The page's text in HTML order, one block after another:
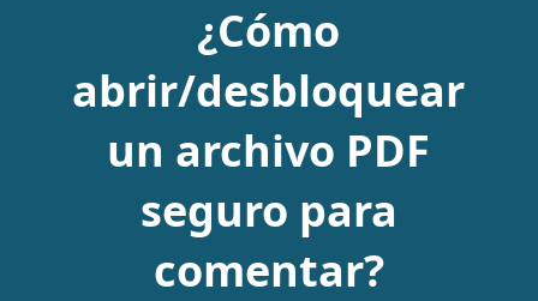
¿Cómo
abrir/desbloquear
un archivo PDF
seguro para
comentar?